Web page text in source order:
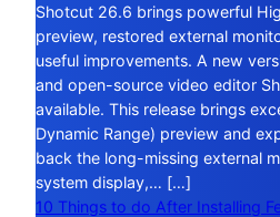
Shotcut 26.6 brings powerful
preview, restored external
useful improvements. A new
and open-source video editor
available. This release brings
Dynamic Range) preview and
back the long-missing external
system display,… […]
10 Things to do After Installing